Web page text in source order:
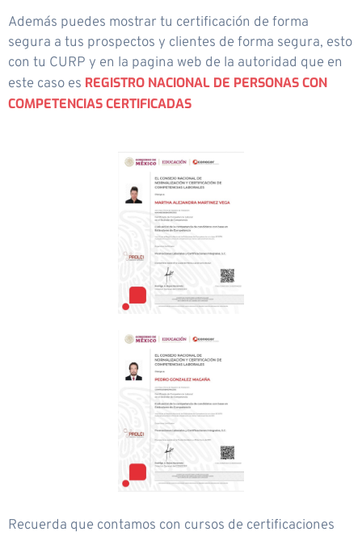
Además puedes mostrar tu certificación de forma
segura a tus prospectos y clientes de forma segura, esto
con tu CURP y en la pagina web de la autoridad que en
este caso es REGISTRO NACIONAL DE PERSONAS CON
COMPETENCIAS CERTIFICADAS
Recuerda que contamos con cursos de certificaciones